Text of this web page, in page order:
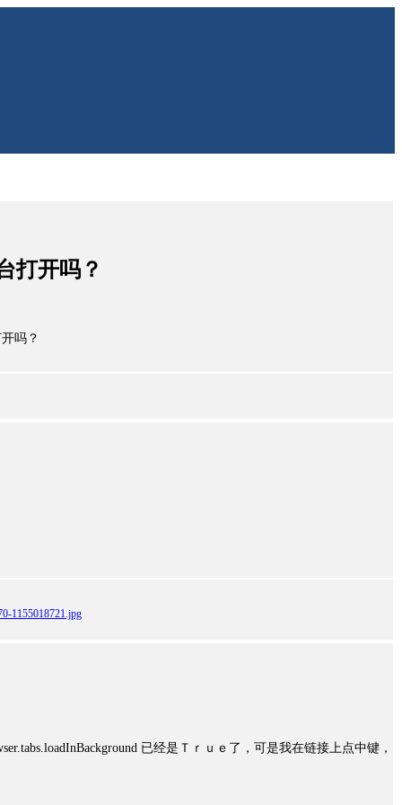
打开吗？
吗？
1155018721.jpg
已经是Ｔｒｕｅ了，可是我在链接上点中键，